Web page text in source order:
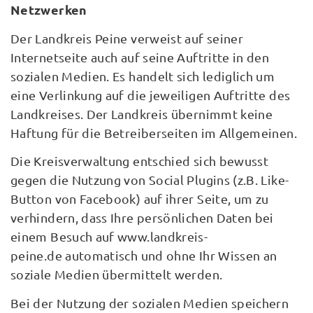
Netzwerken
Der Landkreis Peine verweist auf seiner
Internetseite auch auf seine Auftritte in den
sozialen Medien. Es handelt sich lediglich um
eine Verlinkung auf die jeweiligen Auftritte des
Landkreises. Der Landkreis übernimmt keine
Haftung für die Betreiberseiten im Allgemeinen.
Die Kreisverwaltung entschied sich bewusst
gegen die Nutzung von Social Plugins (z.B. Like-
Button von Facebook) auf ihrer Seite, um zu
verhindern, dass Ihre persönlichen Daten bei
einem Besuch auf www.landkreis-
peine.de automatisch und ohne Ihr Wissen an
soziale Medien übermittelt werden.
Bei der Nutzung der sozialen Medien speichern